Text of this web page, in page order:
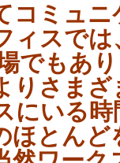
コミュ
ィスでは
でもあ
りさま
にいる
ほとんど